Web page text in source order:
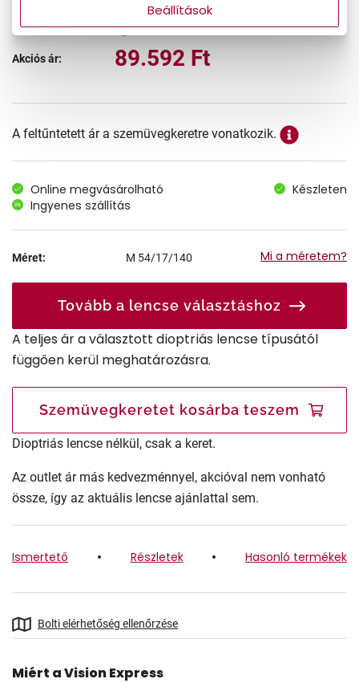
Korábbi ár: 111.990 Ft
Akciós ár: 89.592 Ft
A feltűntetett ár a szemüvegkeretre vonatkozik.
Online megvásárolható
Készleten
Ingyenes szállítás
Méret: M 54/17/140 Mi a méretem?
Tovább a lencse választáshoz
A teljes ár a választott dioptriás lencse típusától
függően kerül meghatározásra.
Szemüvegkeretet kosárba teszem
Dioptriás lencse nélkül, csak a keret.
Az outlet ár más kedvezménnyel, akcióval nem vonható
össze, így az aktuális lencse ajánlattal sem.
Ismertető Részletek Hasonló termékek
Bolti elérhetőség ellenőrzése
Miért a Vision Express
Beállítások